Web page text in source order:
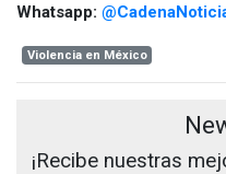
Whatsapp:
Violencia en México
¡Recibe nuestras